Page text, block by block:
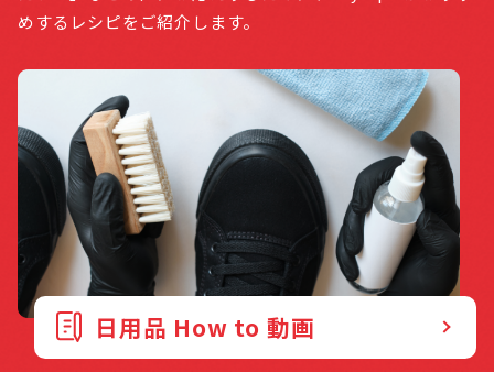
めするレシピをご紹介します。
日用品 How to 動画